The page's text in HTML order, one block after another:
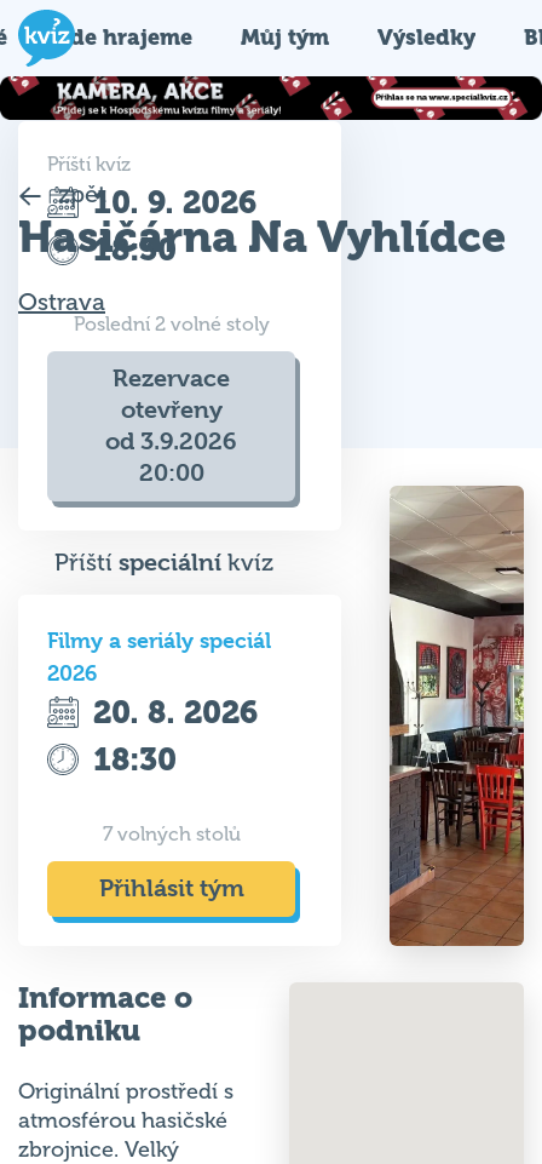
Kde hrajeme Můj tým Výsledky
zpět
Hasičárna Na Vyhlídce
Ostrava
Příští kvíz
10. 9. 2026
18:30
Poslední 2 volné stoly
Rezervace
otevřeny
od 3.9.2026
20:00
Příští speciální kvíz
Filmy a seriály speciál
2026
20. 8. 2026
18:30
7 volných stolů
Přihlásit tým
Informace o
podniku
Originální prostředí s
atmosférou hasičské
zbrojnice. Velký